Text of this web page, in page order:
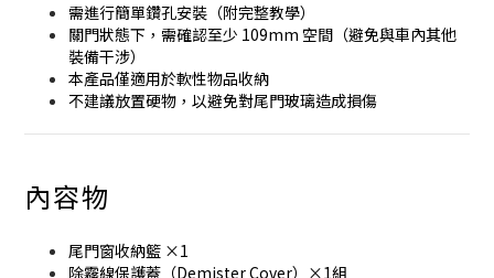
需進行簡單鑽孔安裝（附完整教學）
關門狀態下，需確認至少 109mm 空間（避免與車內其他
裝備干涉）
本產品僅適用於軟性物品收納
不建議放置硬物，以避免對尾門玻璃造成損傷
內容物
尾門窗收納籃 ×1
除霧線保護蓋（Demister Cover）×1組